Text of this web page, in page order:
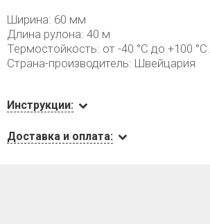
Ширина: 60 мм
Длина рулона: 40 м
Термостойкость: от -40 °C до +100 °C.
Страна-производитель: Швейцария
Инструкции:
Доставка и оплата: